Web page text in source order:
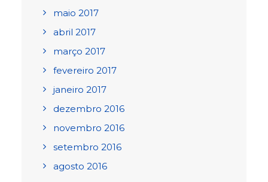
maio 2017
abril 2017
março 2017
fevereiro 2017
janeiro 2017
dezembro 2016
novembro 2016
setembro 2016
agosto 2016